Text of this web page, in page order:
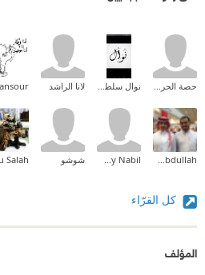
حصة الحربي نوال سلطان لانا الراشد
Adeeb Abdullah
Samy Nabil شوشو
كل القرّاء
المؤلف